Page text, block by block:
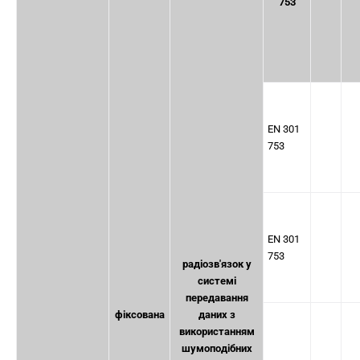
фіксована
радіозв'язок у
системі
передавання
даних з
використанням
шумоподібних
EN 301
753
EN 301
753